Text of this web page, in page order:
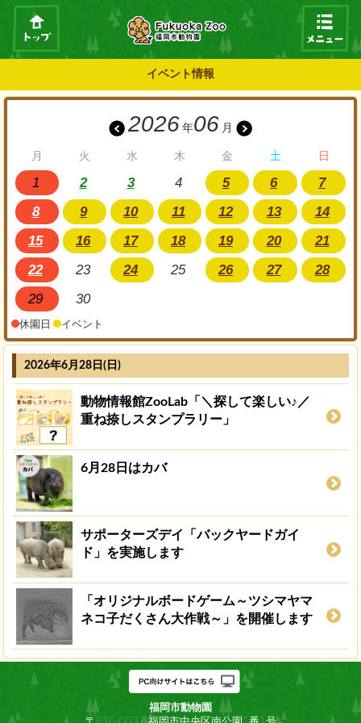
イベント情報
2026 年06 月
月 火 水 木 金 土 日
1 2 3 4 5 6
7
8
9 10 11 12 13
14
15
16 17 18 19 20
21
22
23 24 25 26 27
28
29
30
休園日 イベント
2026年6月28日(日)
動物情報館ZooLab「＼探して楽しい♪／
重ね捺しスタンプラリー」
6月28日はカバ
サポーターズデイ「バックヤードガイ
ド」を実施します
「オリジナルボードゲーム～ツシマヤマ
ネコ子だくさん大作戦～」を開催します
福岡市動物園